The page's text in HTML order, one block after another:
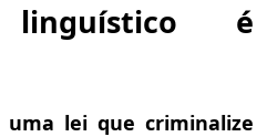
linguístico é
uma lei que criminalize